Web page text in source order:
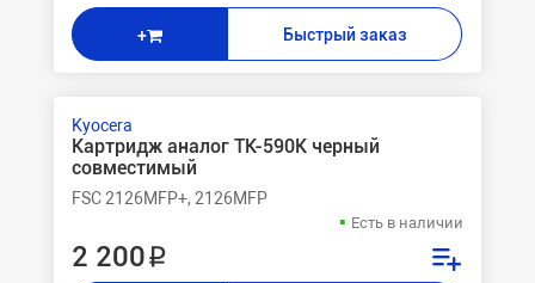
+ Быстрый заказ
Kyocera
Картридж аналог TK-590K черный
совместимый
FSC 2126MFP+, 2126MFP
Есть в наличии
2 200 ₽